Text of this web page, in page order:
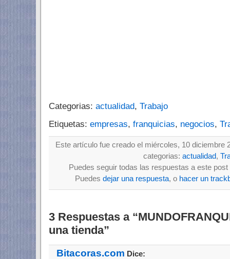
Categorias: actualidad, Trabajo
Etiquetas: empresas, franquicias, negocios,
Este artículo fue creado el miércoles, 10 diciembre
categorias: actualidad,
Puedes seguir todas las respuestas a este
Puedes dejar una respuesta, o hacer un
3 Respuestas a
una tienda”
Bitacoras.com Dice: